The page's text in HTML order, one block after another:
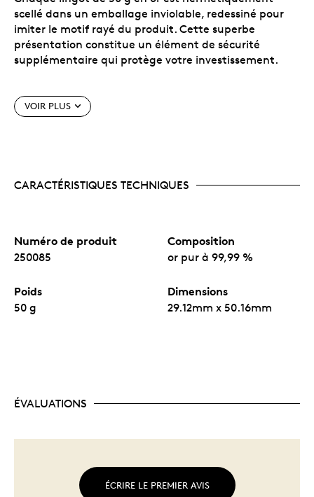
scellé dans un emballage inviolable, redessiné pour
imiter le motif rayé du produit. Cette superbe
présentation constitue un élément de sécurité
supplémentaire qui protège votre investissement.
collectionneurs une manière pratique d’élargir
leur collection de métaux précieux.
d’érable en or et Feuille d’érable en argent.
VOIR PLUS
CARACTÉRISTIQUES TECHNIQUES
Numéro de produit
250085
Composition
or pur à 99,99 %
Poids
50 g
Dimensions
29.12mm x 50.16mm
ÉVALUATIONS
ÉCRIRE LE PREMIER AVIS